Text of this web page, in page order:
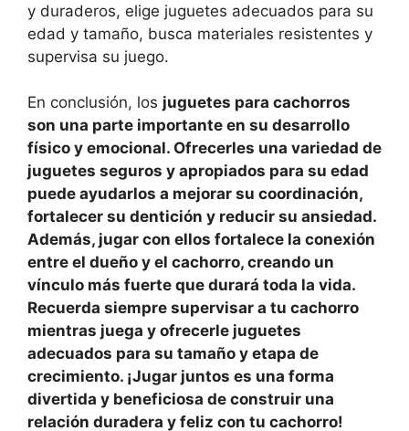
y duraderos, elige juguetes adecuados para su
edad y tamaño, busca materiales resistentes y
supervisa su juego.
En conclusión, los juguetes para cachorros
son una parte importante en su desarrollo
físico y emocional. Ofrecerles una variedad de
juguetes seguros y apropiados para su edad
puede ayudarlos a mejorar su coordinación,
fortalecer su dentición y reducir su ansiedad.
Además, jugar con ellos fortalece la conexión
entre el dueño y el cachorro, creando un
vínculo más fuerte que durará toda la vida.
Recuerda siempre supervisar a tu cachorro
mientras juega y ofrecerle juguetes
adecuados para su tamaño y etapa de
crecimiento. ¡Jugar juntos es una forma
divertida y beneficiosa de construir una
relación duradera y feliz con tu cachorro!